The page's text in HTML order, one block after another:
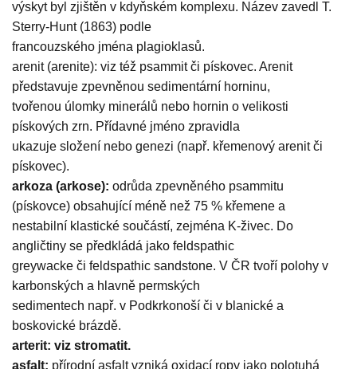
výskyt byl zjištěn v kdyňském komplexu. Název zavedl T.
Sterry-Hunt (1863) podle
francouzského jména plagioklasů.
arenit (arenite): viz též psammit či pískovec. Arenit
představuje zpevněnou sedimentární horninu,
tvořenou úlomky minerálů nebo hornin o velikosti
pískových zrn. Přídavné jméno zpravidla
ukazuje složení nebo genezi (např. křemenový arenit či
pískovec).
arkoza (arkose): odrůda zpevněného psammitu
(pískovce) obsahující méně než 75 % křemene a
nestabilní klastické součástí, zejména K-živec. Do
angličtiny se předkládá jako feldspathic
greywacke či feldspathic sandstone. V ČR tvoří polohy v
karbonských a hlavně permských
sedimentech např. v Podkrkonoší či v blanické a
boskovické brázdě.
arterit: viz stromatit.
asfalt: přírodní asfalt vzniká oxidací ropy jako polotuhá